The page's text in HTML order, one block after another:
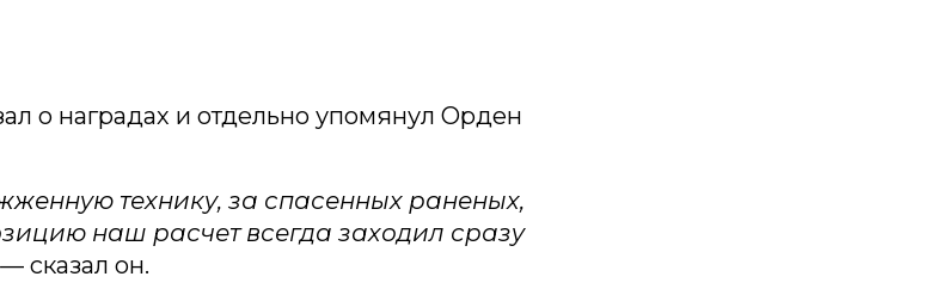
о наградах и отдельно упомянул Орден
технику, за спасенных раненых,
наш расчет всегда заходил сразу
— сказал он.